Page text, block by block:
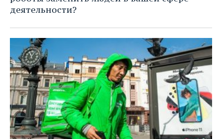
ХОККЕЙ С МЯЧОМ
ПРОИСШЕСТВИЯ
деятельности?